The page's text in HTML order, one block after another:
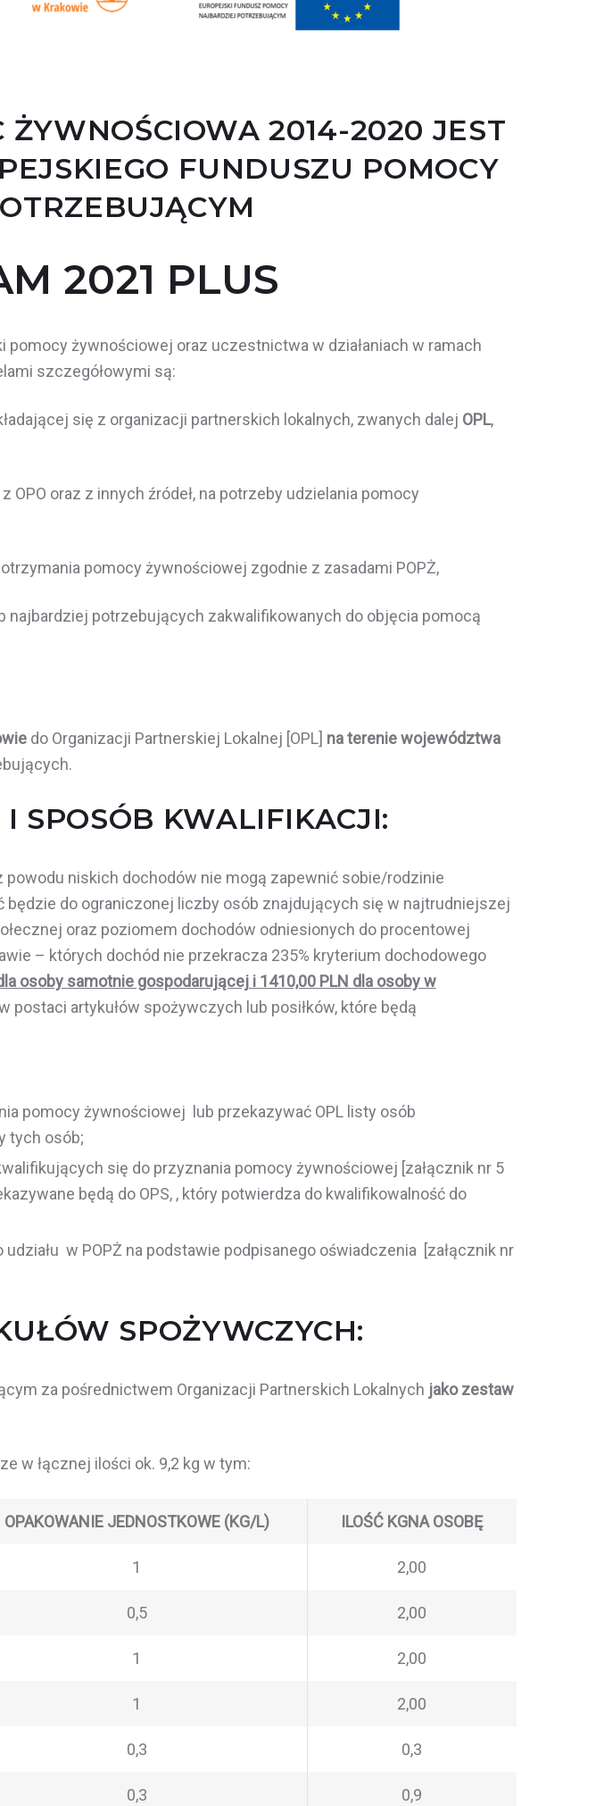
ŻYWNOŚCIOWA 2014-2020 JEST
FUNDUSZU POMOCY
2021 PLUS
żywnościowej oraz uczestnictwa w działaniach w ramach
szczegółowymi są:
się z organizacji partnerskich lokalnych, zwanych dalej OPL,
oraz z innych źródeł, na potrzeby udzielania pomocy
pomocy żywnościowej zgodnie z zasadami POPŻ,
potrzebujących zakwalifikowanych do objęcia pomocą
do Organizacji Partnerskiej Lokalnej [OPL] na terenie województwa
SPOSÓB KWALIFIKACJI:
niskich dochodów nie mogą zapewnić sobie/rodzinie
do ograniczonej liczby osób znajdujących się w najtrudniejszej
oraz poziomem dochodów odniesionych do procentowej
– których dochód nie przekracza 235% kryterium dochodowego
osoby samotnie gospodarującej i 1410,00 PLN dla osoby w
artykułów spożywczych lub posiłków, które będą
pomocy żywnościowej lub przekazywać OPL listy osób
tych osób;
się do przyznania pomocy żywnościowej [załącznik nr 5
będą do OPS, , który potwierdza do kwalifikowalność do
w POPŻ na podstawie podpisanego oświadczenia [załącznik nr
SPOŻYWCZYCH:
za pośrednictwem Organizacji Partnerskich Lokalnych jako zestaw
w łącznej ilości ok. 9,2 kg w tym:
OPAKOWANIE JEDNOSTKOWE (KG/L) ILOŚĆ KGNA OSOBĘ
1 2,00
0,5 2,00
1 2,00
1 2,00
0,3 0,3
0,3 0,9